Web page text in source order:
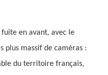
fuite en avant, avec le
plus massif de caméras :
du territoire français,